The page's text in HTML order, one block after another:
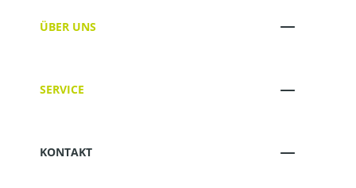
ÜBER UNS
SERVICE
KONTAKT